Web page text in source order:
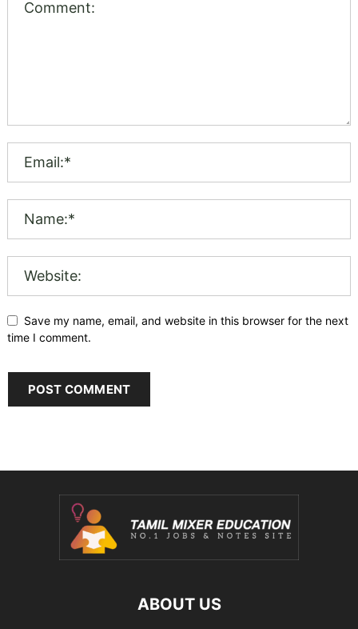
Save my name, email, and website in this browser for the next
time I comment.
ABOUT US